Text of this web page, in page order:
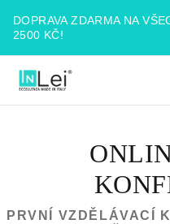
obsah
DOPRAVA ZDARMA NA
2500 KČ!
PRVNÍ VZDĚLÁVACÍ